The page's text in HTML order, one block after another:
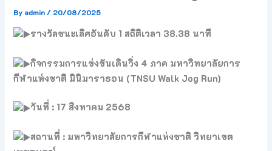
By admin/ 20/08/2025
รางวัลชนะเลิศอันดับ 1 สถิติเวลา 38.38 นาที
กิจกรรมการแข่งขันเดินวิ่ง 4 ภาค มหาวิทยาลัยการ
กีฬาแห่งชาติ มินิมาราธอน (TNSU Walk Jog Run)
วันที่ : 17 สิงหาคม 2568
สถานที่ : มหาวิทยาลัยการกีฬาแห่งชาติ วิทยาเขต